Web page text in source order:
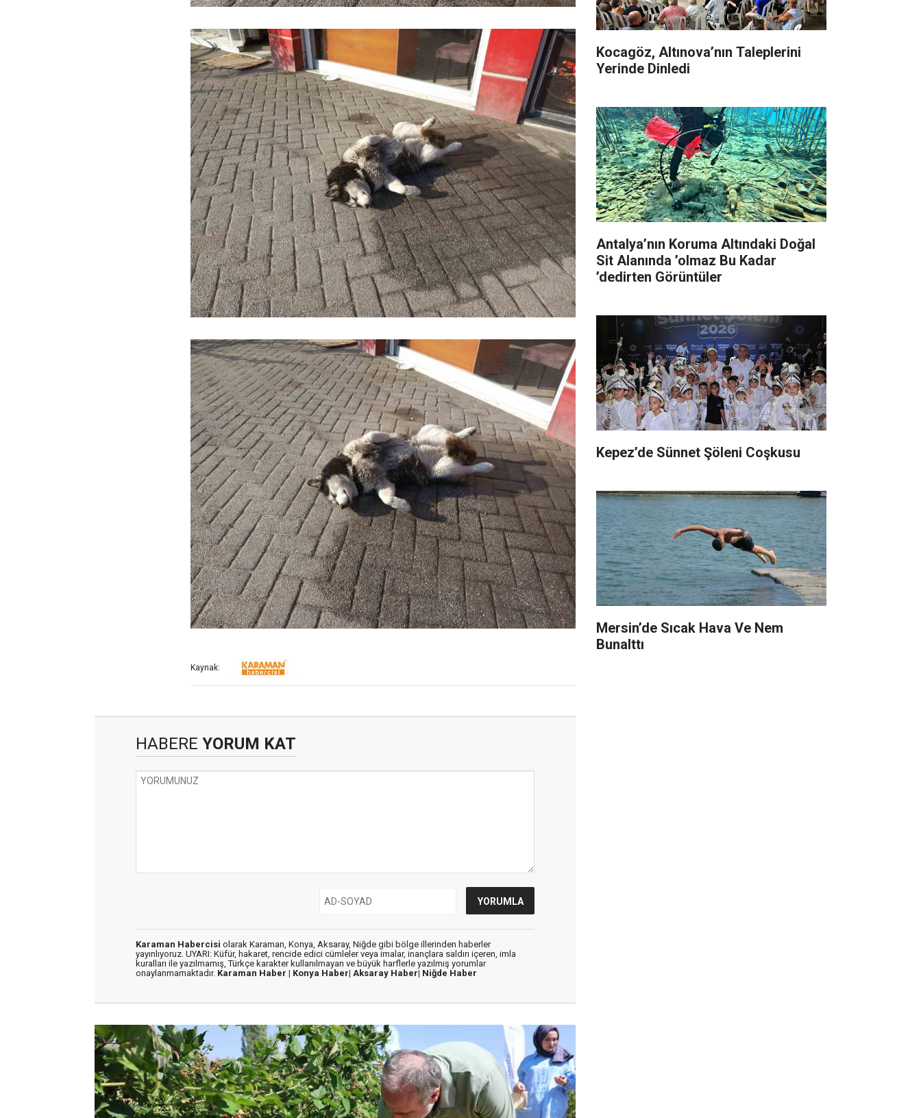
Kaynak:
HABERE YORUM KAT
Karaman Habercisi olarak Karaman, Konya, Aksaray, Niğde gibi bölge illerinden haberler
yayınlıyoruz. UYARI: Küfür, hakaret, rencide edici cümleler veya imalar, inançlara saldırı içeren, imla
kuralları ile yazılmamış, Türkçe karakter kullanılmayan ve büyük harflerle yazılmış yorumlar
onaylanmamaktadır. Karaman Haber | Konya Haber| Aksaray Haber| Niğde Haber
Kocagöz, Altınova’nın Taleplerini
Yerinde Dinledi
Antalya’nın Koruma Altındaki Doğal
Sit Alanında ’olmaz Bu Kadar
’dedirten Görüntüler
Kepez’de Sünnet Şöleni Coşkusu
Mersin’de Sıcak Hava Ve Nem
Bunalttı